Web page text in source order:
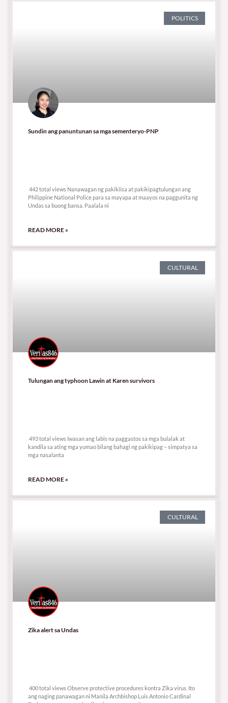
POLITICS
Sundin ang panuntunan sa mga sementeryo-PNP
442 total views Nanawagan ng pakikiisa at pakikipagtulungan ang
Philippine National Police para sa mayapa at maayos na paggunita ng
Undas sa buong bansa. Paalala ni
READ MORE »
CULTURAL
Tulungan ang typhoon Lawin at Karen survivors
493 total views Iwasan ang labis na paggastos sa mga bulalak at
kandila sa ating mga yumao bilang bahagi ng pakikipag – simpatya sa
mga nasalanta
READ MORE »
CULTURAL
Zika alert sa Undas
400 total views Observe protective procedures kontra Zika virus. Ito
ang naging panawagan ni Manila Archbishop Luis Antonio Cardinal